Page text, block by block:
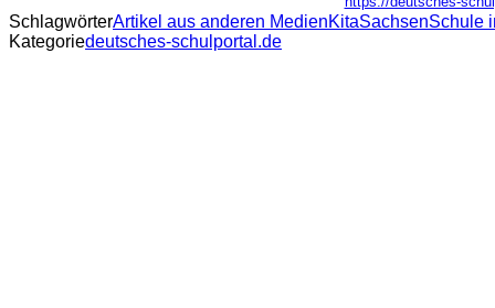
SchlagwörterArtikel aus anderen MedienKitaSachsenSchule
Kategoriedeutsches-schulportal.de